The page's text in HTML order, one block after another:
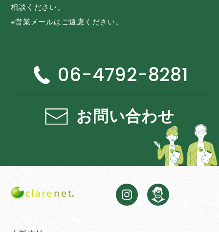
相談ください。
※営業メールはご遠慮ください。
06-4792-8281
お問い合わせ